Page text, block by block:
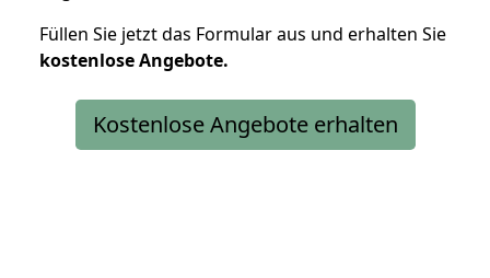
Füllen Sie jetzt das Formular aus und erhalten Sie
kostenloseAngebote.
Kostenlose Angebote erhalten